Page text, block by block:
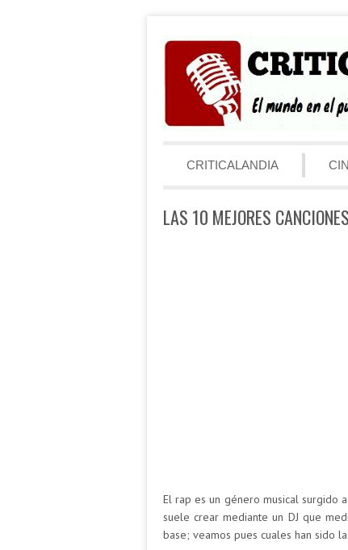
Menú
CRITICALANDIA
LAS 10 MEJORES
El rap es un género musical surgido
suele crear mediante un DJ que
base; veamos pues cuales han sido